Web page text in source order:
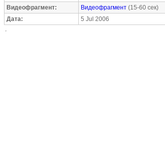
Видеофрагмент:
Видеофрагмент (15-60 сек)
Дата:
5 Jul 2006